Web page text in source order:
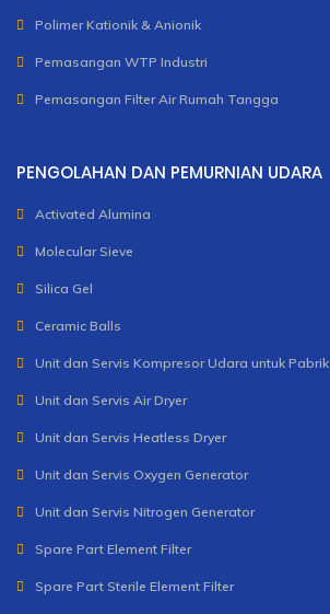
Polimer Kationik & Anionik
Pemasangan WTP Industri
Pemasangan Filter Air Rumah Tangga
PENGOLAHAN DAN PEMURNIAN UDARA
Activated Alumina
Molecular Sieve
Silica Gel
Ceramic Balls
Unit dan Servis Kompresor Udara untuk Pabrik
Unit dan Servis Air Dryer
Unit dan Servis Heatless Dryer
Unit dan Servis Oxygen Generator
Unit dan Servis Nitrogen Generator
Spare Part Element Filter
Spare Part Sterile Element Filter